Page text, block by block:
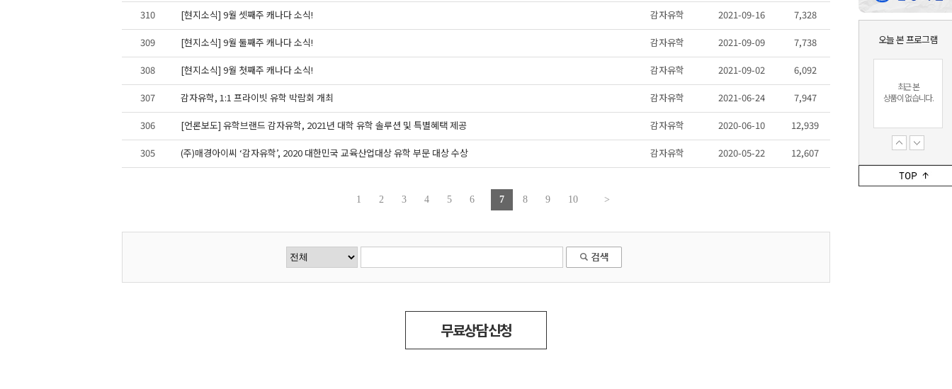
오늘 본 프로그램
상품이 없습니다.
최근 본
상품이 없습니다.
최근 본
상품이 없습니다.
310 [현지소식] 9월 셋째주 캐나다 소식! 감자유학 2021-09-16 7,328
309 [현지소식] 9월 둘째주 캐나다 소식! 감자유학 2021-09-09 7,738
308 [현지소식] 9월 첫째주 캐나다 소식! 감자유학 2021-09-02 6,092
307 감자유학, 1:1 프라이빗 유학 박람회 개최 감자유학 2021-06-24 7,947
306 [언론보도] 유학브랜드 감자유학, 2021년 대학 유학 솔루션 및 특별혜택 제공 감자유학 2020-06-10 12,939
305 (주)매경아이씨 ‘감자유학’, 2020 대한민국 교육산업대상 유학 부문 대상 수상 감자유학 2020-05-22 12,607
1 2 3 4 5 6 7 8 9 10 >
무료상담신청